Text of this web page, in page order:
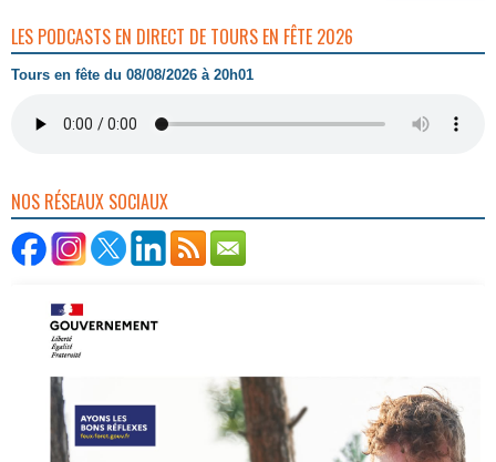
LES PODCASTS EN DIRECT DE TOURS EN FÊTE 2026
Tours en fête du 08/08/2026 à 20h01
NOS RÉSEAUX SOCIAUX